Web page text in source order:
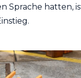
Sprache hatten,